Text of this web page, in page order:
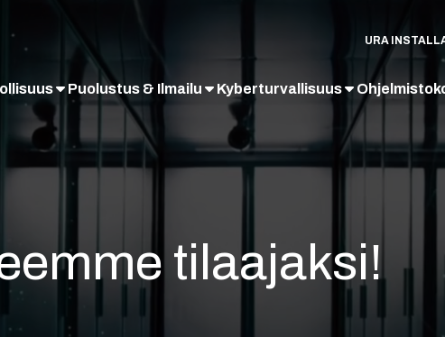
URA
Puolustus & Ilmailu Kyberturvallisuus
tilaajaksi!